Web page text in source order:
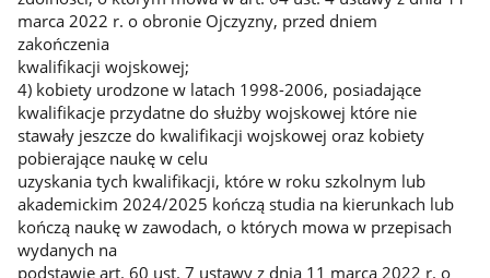
marca 2022 r. o obronie Ojczyzny, przed dniem
zakończenia
kwalifikacji wojskowej;
4) kobiety urodzone w latach 1998-2006, posiadające
kwalifikacje przydatne do służby wojskowej które nie
stawały jeszcze do kwalifikacji wojskowej oraz kobiety
pobierające naukę w celu
uzyskania tych kwalifikacji, które w roku szkolnym lub
akademickim 2024/2025 kończą studia na kierunkach lub
kończą naukę w zawodach, o których mowa w przepisach
wydanych na
podstawie art. 60 ust. 7 ustawy z dnia 11 marca 2022 r. o